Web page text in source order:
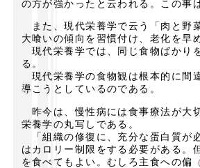
の方が強かったと云われる。この事
また、現代栄養学で云う「肉と野
大喰いの傾向を習慣付け、老化を早
現代栄養学では、同じ食物ばかり
る。
現代栄養学の食物観は根本的に間
導こうとしているのである。
昨今は、慢性病には食事療法が大
栄養学の丸写しである。
「組織の修復に、充分な蛋白質が
はカロリー制限をする必要がある。
を食べてもよい。むしろ主食への偏